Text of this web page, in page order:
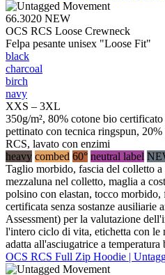
66.3020 NEW
OCS RCS Loose Crewneck
Felpa pesante unisex "Loose Fit"
black
charcoal
birch
navy
XXS – 3XL
350g/m², 80% cotone bio
pettinato con tecnica ringspun,
RCS, lavato con enzimi
heavy combed 60° neutral label
Taglio morbido, fascia del colletto a
mezzaluna nel colletto, maglia a
polsino con elastan, tocco morbido,
certificata senza sostanze
Assessment) per la valutazione
l'intero ciclo di vita, etichetta con le
adatta all'asciugatrice a temperatura
OCS RCS Full Zip Hoodie |